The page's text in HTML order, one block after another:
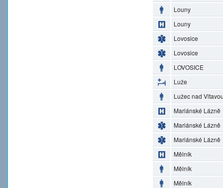
Louny
Louny
Lovosice
Lovosice
LOVOSICE
Luže
Lužec nad
Mariánské Lázně
Mariánské Lázně
Mariánské Lázně
Mělník
Mělník
Mělník